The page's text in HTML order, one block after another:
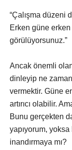
“Çalışma düzeni
Erken güne erken
görülüyorsunuz.”
Ancak önemli
dinleyip ne
vermektir. Güne
artırıcı olabilir.
Bunu gerçekten
yapıyorum,
inandırmaya mı?